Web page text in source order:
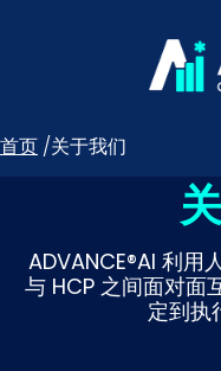
首页 /关于我们
ADVANCE®AI 利用
与 HCP 之间面对面
定到执